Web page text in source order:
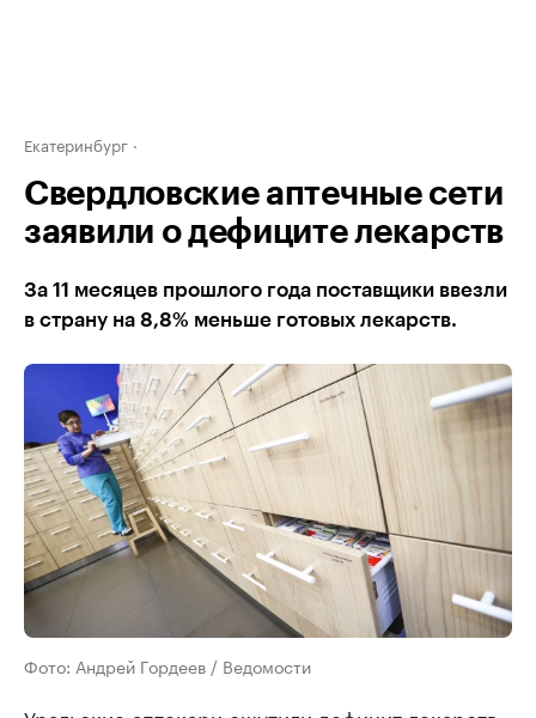
Екатеринбург
Свердловские аптечные сети
заявили о дефиците лекарств
За 11 месяцев прошлого года поставщики ввезли
в страну на 8,8% меньше готовых лекарств.
Фото: Андрей Гордеев / Ведомости